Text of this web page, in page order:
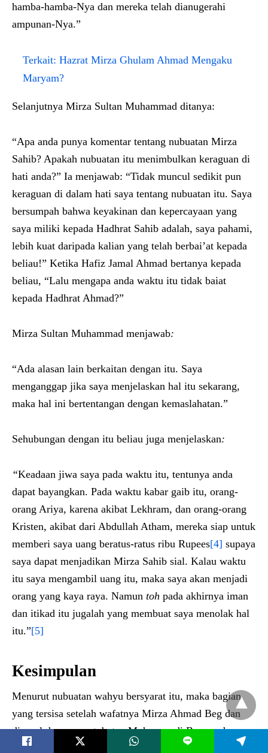
hamba-hamba-Nya dan mereka telah dianugerahi
ampunan-Nya.”
Terkait: Hazrat Mirza Ghulam Ahmad Mengaku
Maryam?
Selanjutnya Mirza Sultan Muhammad ditanya:
“Apa anda punya komentar tentang nubuatan Mirza
Sahib? Apakah nubuatan itu menimbulkan keraguan di
hati anda?” Ia menjawab: “Tidak muncul sedikit pun
keraguan di dalam hati saya tentang nubuatan itu. Saya
bersumpah bahwa keyakinan dan kepercayaan yang
saya miliki kepada Hadhrat Sahib adalah, saya pahami,
lebih kuat daripada kalian yang telah berbai’at kepada
beliau!” Ketika Hafiz Jamal Ahmad bertanya kepada
beliau, “Lalu mengapa anda waktu itu tidak baiat
kepada Hadhrat Ahmad?”
Mirza Sultan Muhammad menjawab:
“Ada alasan lain berkaitan dengan itu. Saya
menganggap jika saya menjelaskan hal itu sekarang,
maka hal ini bertentangan dengan kemaslahatan.”
Sehubungan dengan itu beliau juga menjelaskan:
“Keadaan jiwa saya pada waktu itu, tentunya anda
dapat bayangkan. Pada waktu kabar gaib itu, orang-
orang Ariya, karena akibat Lekhram, dan orang-orang
Kristen, akibat dari Abdullah Atham, mereka siap untuk
memberi saya uang beratus-ratus ribu Rupees[4] supaya
saya dapat menjadikan Mirza Sahib sial. Kalau waktu
itu saya mengambil uang itu, maka saya akan menjadi
orang yang kaya raya. Namun toh pada akhirnya iman
dan itikad itu jugalah yang membuat saya menolak hal
itu.”[5]
Kesimpulan
Menurut nubuatan wahyu bersyarat itu, maka bagian
yang tersisa setelah wafatnya Mirza Ahmad Beg dan
disusul dengan pertobatan Muhammadi Begum dan
juga suaminya yakni Mirza Sultan Muhammad, maka
L